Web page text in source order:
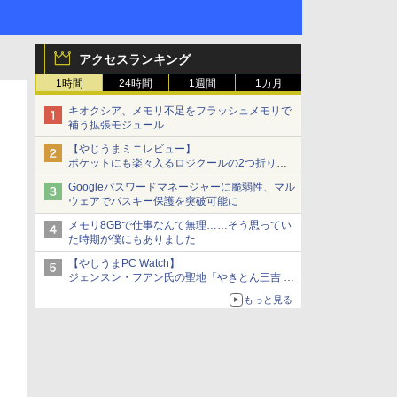
アクセスランキング
1時間 24時間 1週間 1カ月
キオクシア、メモリ不足をフラッシュメモリで
補う拡張モジュール
【やじうまミニレビュー】
ポケットにも楽々入るロジクールの2つ折りマ
ウス「Mobi Fold」。その気になるギミックと
は？
Googleパスワードマネージャーに脆弱性、マル
ウェアでパスキー保護を突破可能に
メモリ8GBで仕事なんて無理……そう思ってい
た時期が僕にもありました
【やじうまPC Watch】
ジェンスン・フアン氏の聖地「やきとん三吉 神
田北口店」で「ご来店記念コース」を娘と堪能
～コース名を変更したのはNVIDIAに怒られたか
もっと見る